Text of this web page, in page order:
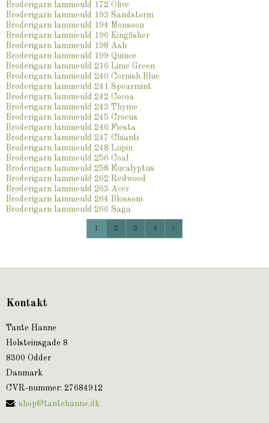
Broderigarn lammeuld 172 Olive
Broderigarn lammeuld 193 Sandstorm
Broderigarn lammeuld 194 Monsoon
Broderigarn lammeuld 196 Kingfisher
Broderigarn lammeuld 198 Ash
Broderigarn lammeuld 199 Quince
Broderigarn lammeuld 216 Lime Green
Broderigarn lammeuld 240 Cornish Blue
Broderigarn lammeuld 241 Spearmint
Broderigarn lammeuld 242 Cocoa
Broderigarn lammeuld 243 Thyme
Broderigarn lammeuld 245 Crocus
Broderigarn lammeuld 246 Fiesta
Broderigarn lammeuld 247 Chianti
Broderigarn lammeuld 248 Lupin
Broderigarn lammeuld 256 Coal
Broderigarn lammeuld 258 Eucalyptus
Broderigarn lammeuld 262 Redwood
Broderigarn lammeuld 263 Acer
Broderigarn lammeuld 264 Blossom
Broderigarn lammeuld 266 Saga
1 2 3 4
Kontakt
Tante Hanne
Holsteinsgade 8
8300 Odder
Danmark
CVR-nummer: 27684912
: shop@tantehanne.dk